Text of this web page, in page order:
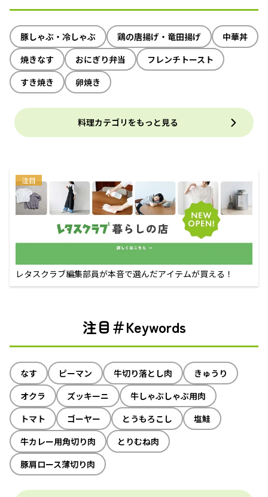
豚しゃぶ・冷しゃぶ 鶏の唐揚げ・竜田揚げ
中華丼
焼きなす
おにぎり弁当
フレンチトースト
すき焼き
卵焼き
料理カテゴリをもっと見る
注目
レタスクラブ編集部員が本音で選んだアイテムが買える！
注目＃Keywords
なす ピーマン 牛切り落とし肉
きゅうり
オクラ
ズッキーニ
牛しゃぶしゃぶ用肉
トマト
ゴーヤー とうもろこし
塩鮭
牛カレー用角切り肉
とりむね肉
豚肩ロース薄切り肉